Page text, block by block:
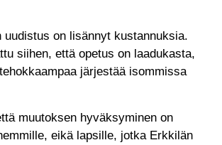
uudistus on lisännyt kustannuksia.
siihen, että opetus on laadukasta,
järjestää isommissa
muutoksen hyväksyminen on
eikä lapsille, jotka Erkkilän